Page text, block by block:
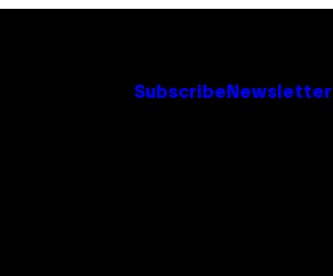
Subscribe Newsletter